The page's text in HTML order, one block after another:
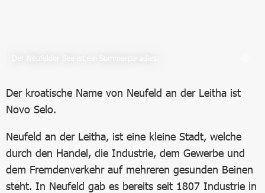
Der kroatische Name von Neufeld an der Leitha ist
Novo Selo.
Neufeld an der Leitha, ist eine kleine Stadt, welche
durch den Handel, die Industrie, dem Gewerbe und
dem Fremdenverkehr auf mehreren gesunden Beinen
steht. In Neufeld gab es bereits seit 1807 Industrie in